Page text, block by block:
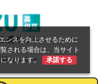
ンスを向上させるために
される場合は、当サイト
なります。
承諾する
センター